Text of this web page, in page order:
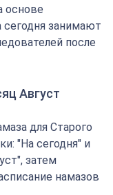
основе
занимают
после
Август
для Старого
"На сегодня" и
затем
намазов